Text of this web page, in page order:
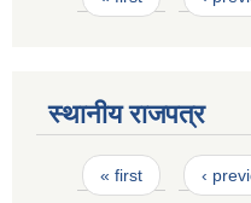
स्थानीय राजपत्र
Pages
« first ‹